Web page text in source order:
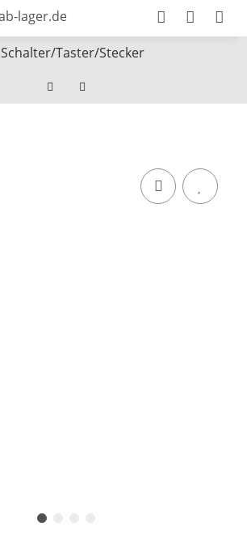
Schalter/Taster/Stecker